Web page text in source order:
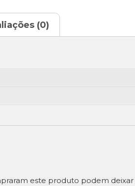
(0)
este produto podem deixar